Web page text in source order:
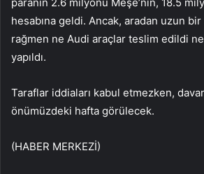
hesabına geldi. Ancak, aradan uzun
rağmen ne Audi araçlar teslim edildi
yapıldı.
Taraflar iddiaları kabul etmezken,
önümüzdeki hafta görülecek.
(HABER MERKEZİ)